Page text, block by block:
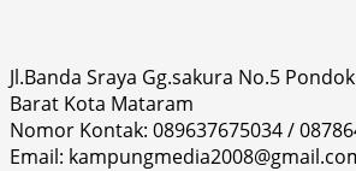
Jl.Banda Sraya Gg.sakura No.5
Barat Kota Mataram
Nomor Kontak: 089637675034 /
Email: